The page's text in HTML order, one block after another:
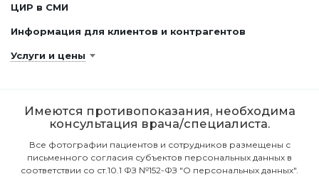
ЦИР в СМИ
Информация для клиентов и контрагентов
Услуги и цены
Имеются противопоказания, необходима
консультация врача/специалиста.
Все фотографии пациентов и сотрудников размещены с
письменного согласия субъектов персональных данных в
соответствии со ст.10.1 ФЗ №152-ФЗ "О персональных данных".